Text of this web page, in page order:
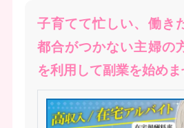
子育てて忙しい、働き
都合がつかない主婦の
を利用して副業を始めま